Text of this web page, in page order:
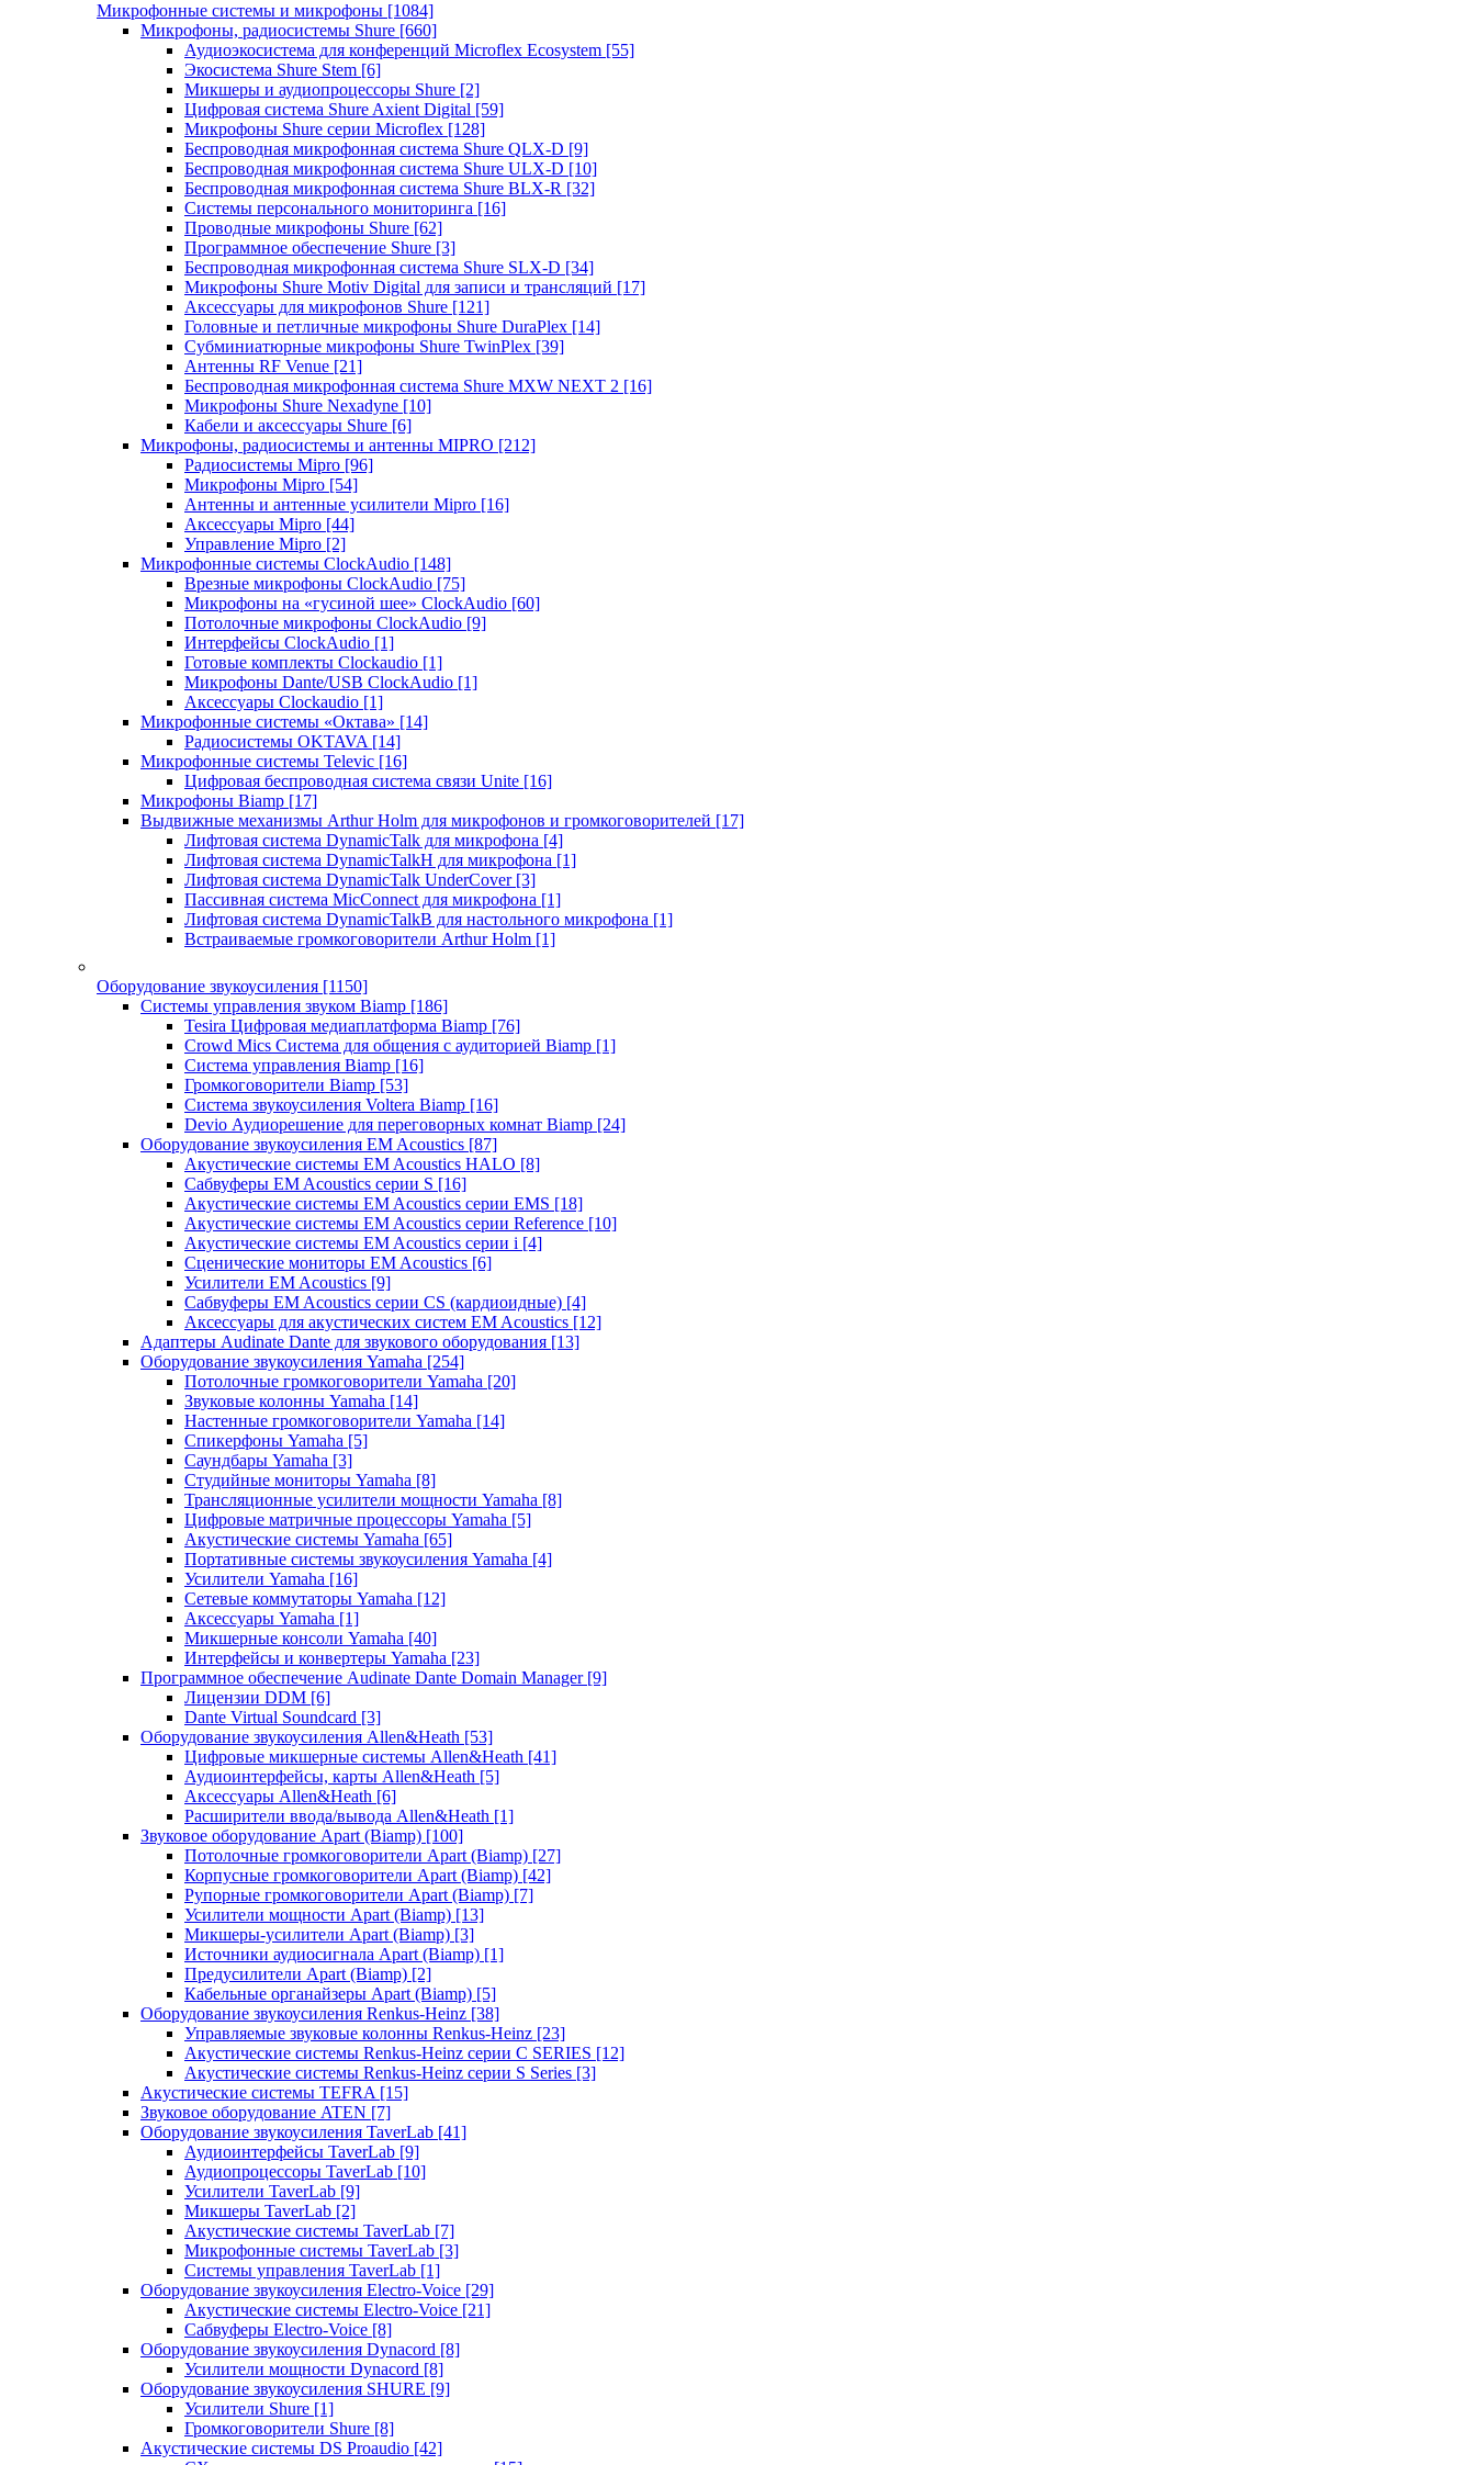
Микрофонные системы и микрофоны [1084]
Микрофоны, радиосистемы Shure [660]
Аудиоэкосистема для конференций Microflex Ecosystem [55]
Экосистема Shure Stem [6]
Микшеры и аудиопроцессоры Shure [2]
Цифровая система Shure Axient Digital [59]
Микрофоны Shure серии Microflex [128]
Беспроводная микрофонная система Shure QLX-D [9]
Беспроводная микрофонная система Shure ULX-D [10]
Беспроводная микрофонная система Shure BLX-R [32]
Системы персонального мониторинга [16]
Проводные микрофоны Shure [62]
Программное обеспечение Shure [3]
Беспроводная микрофонная система Shure SLX-D [34]
Микрофоны Shure Motiv Digital для записи и трансляций [17]
Аксессуары для микрофонов Shure [121]
Головные и петличные микрофоны Shure DuraPlex [14]
Субминиатюрные микрофоны Shure TwinPlex [39]
Антенны RF Venue [21]
Беспроводная микрофонная система Shure MXW NEXT 2 [16]
Микрофоны Shure Nexadyne [10]
Кабели и аксессуары Shure [6]
Микрофоны, радиосистемы и антенны MIPRO [212]
Радиосистемы Mipro [96]
Микрофоны Mipro [54]
Антенны и антенные усилители Mipro [16]
Аксессуары Mipro [44]
Управление Mipro [2]
Микрофонные системы ClockAudio [148]
Врезные микрофоны ClockAudio [75]
Микрофоны на «гусиной шее» ClockAudio [60]
Потолочные микрофоны ClockAudio [9]
Интерфейсы ClockAudio [1]
Готовые комплекты Clockaudio [1]
Микрофоны Dante/USB ClockAudio [1]
Аксессуары Clockaudio [1]
Микрофонные системы «Октава» [14]
Радиосистемы OKTAVA [14]
Микрофонные системы Televic [16]
Цифровая беспроводная система связи Unite [16]
Микрофоны Biamp [17]
Выдвижные механизмы Arthur Holm для микрофонов и громкоговорителей [17]
Лифтовая система DynamicTalk для микрофона [4]
Лифтовая система DynamicTalkH для микрофона [1]
Лифтовая система DynamicTalk UnderCover [3]
Пассивная система MicConnect для микрофона [1]
Лифтовая система DynamicTalkB для настольного микрофона [1]
Встраиваемые громкоговорители Arthur Holm [1]
Оборудование звукоусиления [1150]
Системы управления звуком Biamp [186]
Tesira Цифровая медиаплатформа Biamp [76]
Crowd Mics Система для общения с аудиторией Biamp [1]
Система управления Biamp [16]
Громкоговорители Biamp [53]
Система звукоусиления Voltera Biamp [16]
Devio Аудиорешение для переговорных комнат Biamp [24]
Оборудование звукоусиления EM Acoustics [87]
Акустические системы EM Acoustics HALO [8]
Сабвуферы EM Acoustics серии S [16]
Акустические системы EM Acoustics серии EMS [18]
Акустические системы EM Acoustics серии Reference [10]
Акустические системы EM Acoustics серии i [4]
Сценические мониторы EM Acoustics [6]
Усилители EM Acoustics [9]
Сабвуферы EM Acoustics серии CS (кардиоидные) [4]
Аксессуары для акустических систем EM Acoustics [12]
Адаптеры Audinate Dante для звукового оборудования [13]
Оборудование звукоусиления Yamaha [254]
Потолочные громкоговорители Yamaha [20]
Звуковые колонны Yamaha [14]
Настенные громкоговорители Yamaha [14]
Спикерфоны Yamaha [5]
Саундбары Yamaha [3]
Студийные мониторы Yamaha [8]
Трансляционные усилители мощности Yamaha [8]
Цифровые матричные процессоры Yamaha [5]
Акустические системы Yamaha [65]
Портативные системы звукоусиления Yamaha [4]
Усилители Yamaha [16]
Сетевые коммутаторы Yamaha [12]
Аксессуары Yamaha [1]
Микшерные консоли Yamaha [40]
Интерфейсы и конвертеры Yamaha [23]
Программное обеспечение Audinate Dante Domain Manager [9]
Лицензии DDM [6]
Dante Virtual Soundcard [3]
Оборудование звукоусиления Allen&Heath [53]
Цифровые микшерные системы Allen&Heath [41]
Аудиоинтерфейсы, карты Allen&Heath [5]
Аксессуары Allen&Heath [6]
Расширители ввода/вывода Allen&Heath [1]
Звуковое оборудование Apart (Biamp) [100]
Потолочные громкоговорители Apart (Biamp) [27]
Корпусные громкоговорители Apart (Biamp) [42]
Рупорные громкоговорители Apart (Biamp) [7]
Усилители мощности Apart (Biamp) [13]
Микшеры-усилители Apart (Biamp) [3]
Источники аудиосигнала Apart (Biamp) [1]
Предусилители Apart (Biamp) [2]
Кабельные органайзеры Apart (Biamp) [5]
Оборудование звукоусиления Renkus-Heinz [38]
Управляемые звуковые колонны Renkus-Heinz [23]
Акустические системы Renkus-Heinz серии C SERIES [12]
Акустические системы Renkus-Heinz серии S Series [3]
Акустические системы TEFRA [15]
Звуковое оборудование ATEN [7]
Оборудование звукоусиления TaverLab [41]
Аудиоинтерфейсы TaverLab [9]
Аудиопроцессоры TaverLab [10]
Усилители TaverLab [9]
Микшеры TaverLab [2]
Акустические системы TaverLab [7]
Микрофонные системы TaverLab [3]
Системы управления TaverLab [1]
Оборудование звукоусиления Electro-Voice [29]
Акустические системы Electro-Voice [21]
Сабвуферы Electro-Voice [8]
Оборудование звукоусиления Dynacord [8]
Усилители мощности Dynacord [8]
Оборудование звукоусиления SHURE [9]
Усилители Shure [1]
Громкоговорители Shure [8]
Акустические системы DS Proaudio [42]